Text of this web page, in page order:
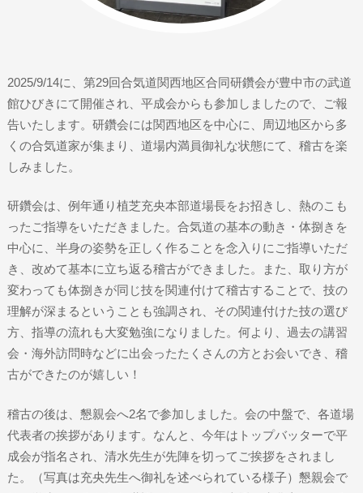
2025/9/14に、第29回合気道関西地区合同研鑽会が豊中市の武道
館ひびきにて開催され、平成会からも参加しましたので、ご報
告いたします。研鑽会には関西地区を中心に、周辺地区から多
くの合気道家が集まり、道場内満員御礼な状態にて、稽古を楽
しみました。
研鑽会は、例年通り植芝充央本部道場長をお招きし、熱のこも
ったご指導をいただきました。合気道の基本の動き・体捌きを
中心に、半身の姿勢を正しく作ることを念入りにご指導いただ
き、改めて基本に立ち返る稽古ができました。また、取り方が
変わっても体捌きが同じ技を関連付けて稽古することで、技の
理解が深まるということも強調され、その関連付けた技の選び
方、指導の流れも大変勉強になりました。何より、過去の講習
会・海外訪問時などに出会ったたくさんの方とお会いでき、稽
古ができたのが嬉しい！
稽古の後は、懇親会へ2名で参加しました。会の中盤で、各道場
代表者の挨拶があります。なんと、今年はトップバッターで平
成会が指名され、清水先生が先陣を切ってご挨拶をされまし
た。（写真は充央先生へ御礼を述べられている様子）懇親会で